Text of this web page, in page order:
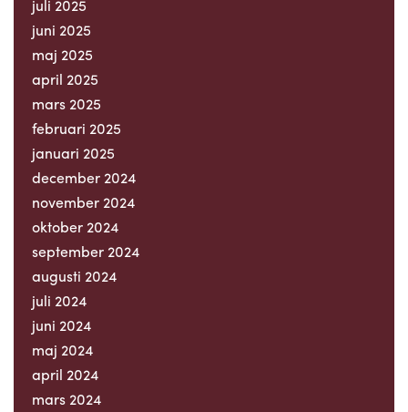
juli 2025
juni 2025
maj 2025
april 2025
mars 2025
februari 2025
januari 2025
december 2024
november 2024
oktober 2024
september 2024
augusti 2024
juli 2024
juni 2024
maj 2024
april 2024
mars 2024